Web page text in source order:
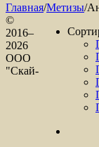
Главная/Метизы/
©
2016–
2026
ООО
"Скай-